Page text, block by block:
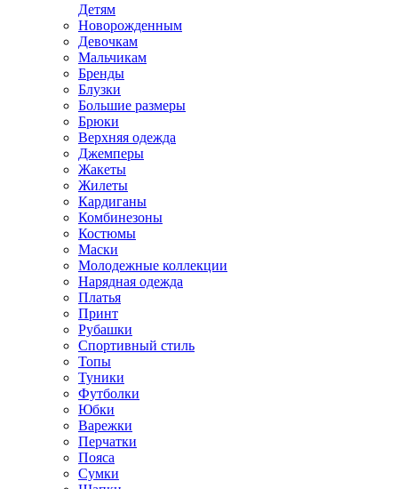
Детям
Новорожденным
Девочкам
Мальчикам
Бренды
Блузки
Большие размеры
Брюки
Верхняя одежда
Джемперы
Жакеты
Жилеты
Кардиганы
Комбинезоны
Костюмы
Маски
Молодежные коллекции
Нарядная одежда
Платья
Принт
Рубашки
Спортивный стиль
Топы
Туники
Футболки
Юбки
Варежки
Перчатки
Пояса
Сумки